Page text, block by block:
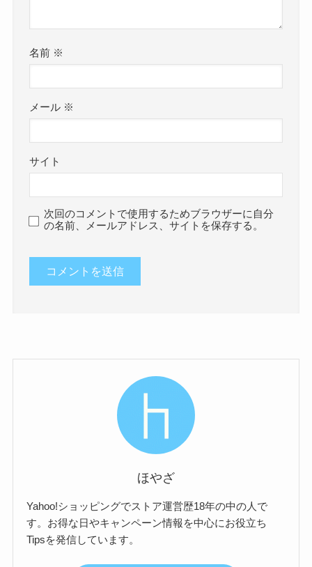
名前 ※
メール ※
サイト
次回のコメントで使用するためブラウザーに自分
の名前、メールアドレス、サイトを保存する。
ほやざ
Yahoo!ショッピングでストア運営歴18年の中の人で
す。お得な日やキャンペーン情報を中心にお役立ち
Tipsを発信しています。